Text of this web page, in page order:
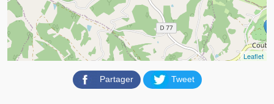
Leaflet
Partager Tweet